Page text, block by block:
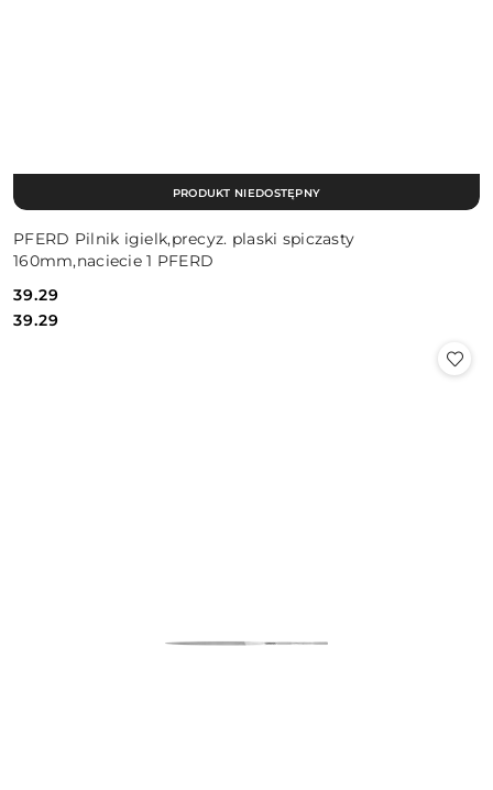
PFERD Pilnik igielk,precyz. plaski spiczasty
160mm,naciecie 1 PFERD
Cena:
39.29
Cena:
39.29
PRODUKT NIEDOSTĘPNY